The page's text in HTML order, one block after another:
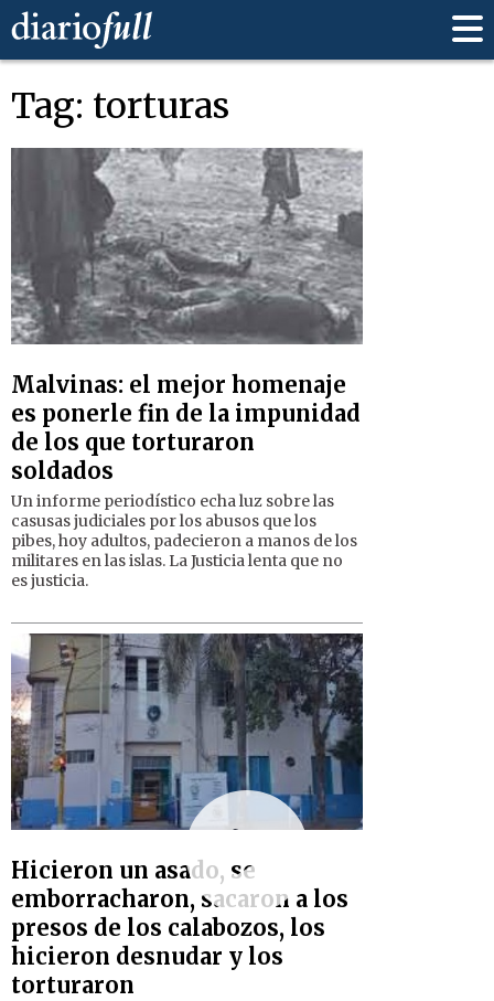
Tag: torturas
Malvinas: el mejor homenaje
es ponerle fin de la impunidad
de los que torturaron
soldados
Un informe periodístico echa luz sobre las
casusas judiciales por los abusos que los
pibes, hoy adultos, padecieron a manos de los
militares en las islas. La Justicia lenta que no
es justicia.
Hicieron un asado, se
emborracharon, sacaron a los
presos de los calabozos, los
hicieron desnudar y los
torturaron